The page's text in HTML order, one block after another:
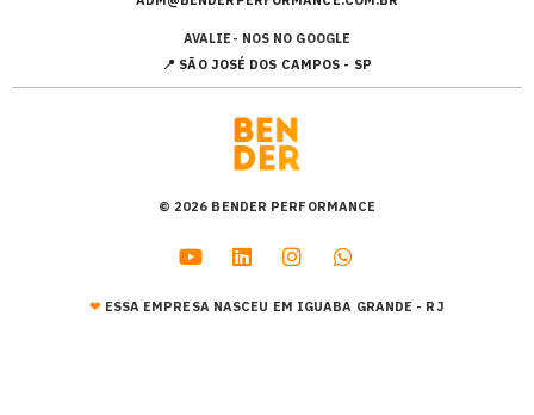
AVALIE- NOS NO GOOGLE
📍 SÃO JOSÉ DOS CAMPOS - SP
© 2026 BENDER PERFORMANCE
❤︎ ESSA EMPRESA NASCEU EM IGUABA GRANDE - RJ